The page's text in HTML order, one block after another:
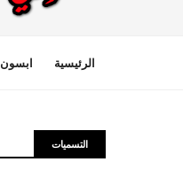
الرئيسية ابسون
التسميات